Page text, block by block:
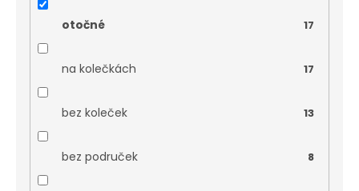
otočné 17
na kolečkách 17
bez koleček 13
bez područek 8